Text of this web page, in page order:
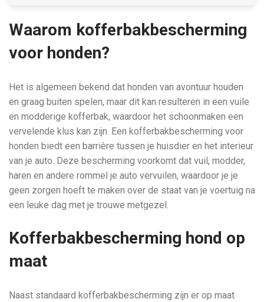
Waarom kofferbakbescherming
voor honden?
Het is algemeen bekend dat honden van avontuur houden
en graag buiten spelen, maar dit kan resulteren in een vuile
en modderige kofferbak, waardoor het schoonmaken een
vervelende klus kan zijn. Een kofferbakbescherming voor
honden biedt een barrière tussen je huisdier en het interieur
van je auto. Deze bescherming voorkomt dat vuil, modder,
haren en andere rommel je auto vervuilen, waardoor je je
geen zorgen hoeft te maken over de staat van je voertuig na
een leuke dag met je trouwe metgezel.
Kofferbakbescherming hond op
maat
Naast standaard kofferbakbescherming zijn er op maat